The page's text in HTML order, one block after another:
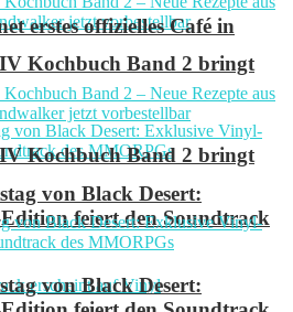
Kochbuch Band 2 bringt
von Black Desert:
feiert den Soundtrack
erstes offizielles Café in
Kochbuch Band 2 bringt
von Black Desert: